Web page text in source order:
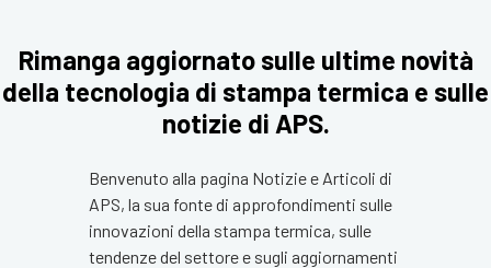
Rimanga aggiornato sulle ultime novità
della tecnologia di stampa termica e sulle
notizie di APS.
Benvenuto alla pagina Notizie e Articoli di
APS, la sua fonte di approfondimenti sulle
innovazioni della stampa termica, sulle
tendenze del settore e sugli aggiornamenti